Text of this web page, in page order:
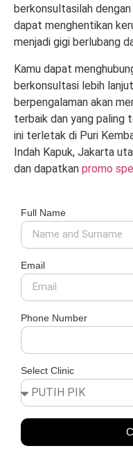
berkonsultasilah
dapat menghentikan
menjadi gigi berlubang
Kamu dapat
berkonsultasi lebih
berpengalaman akan
terbaik dan yang paling
ini terletak di Puri
Indah Kapuk, Jakarta
dan dapatkan promo
Full Name
Email
Phone Number
Select Clinic